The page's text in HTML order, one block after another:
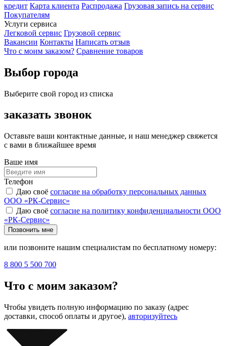
кредит Карта клиента Распродажа Грузовая запись на сервис
Покупателям
Услуги сервиса
Легковой сервис Грузовой сервис
Вакансии Контакты Написать отзыв
Что с моим заказом? Сравнение товаров
Выбор города
Выберите свой город из списка
заказать звонок
Оставьте ваши контактные данные, и наш менеджер свяжется
с вами в ближайшее время
Ваше имя
Телефон
Даю своё согласие на обработку персональных данных
ООО «РК-Сервис»
Даю своё согласие на политику конфиденциальности ООО
«РК-Сервис»
Позвонить мне
или позвоните нашим специалистам по бесплатному номеру:
8 800 5 500 700
Что с моим заказом?
Чтобы увидеть полную информацию по заказу (адрес
доставки, способ оплаты и другое), авторизуйтесь